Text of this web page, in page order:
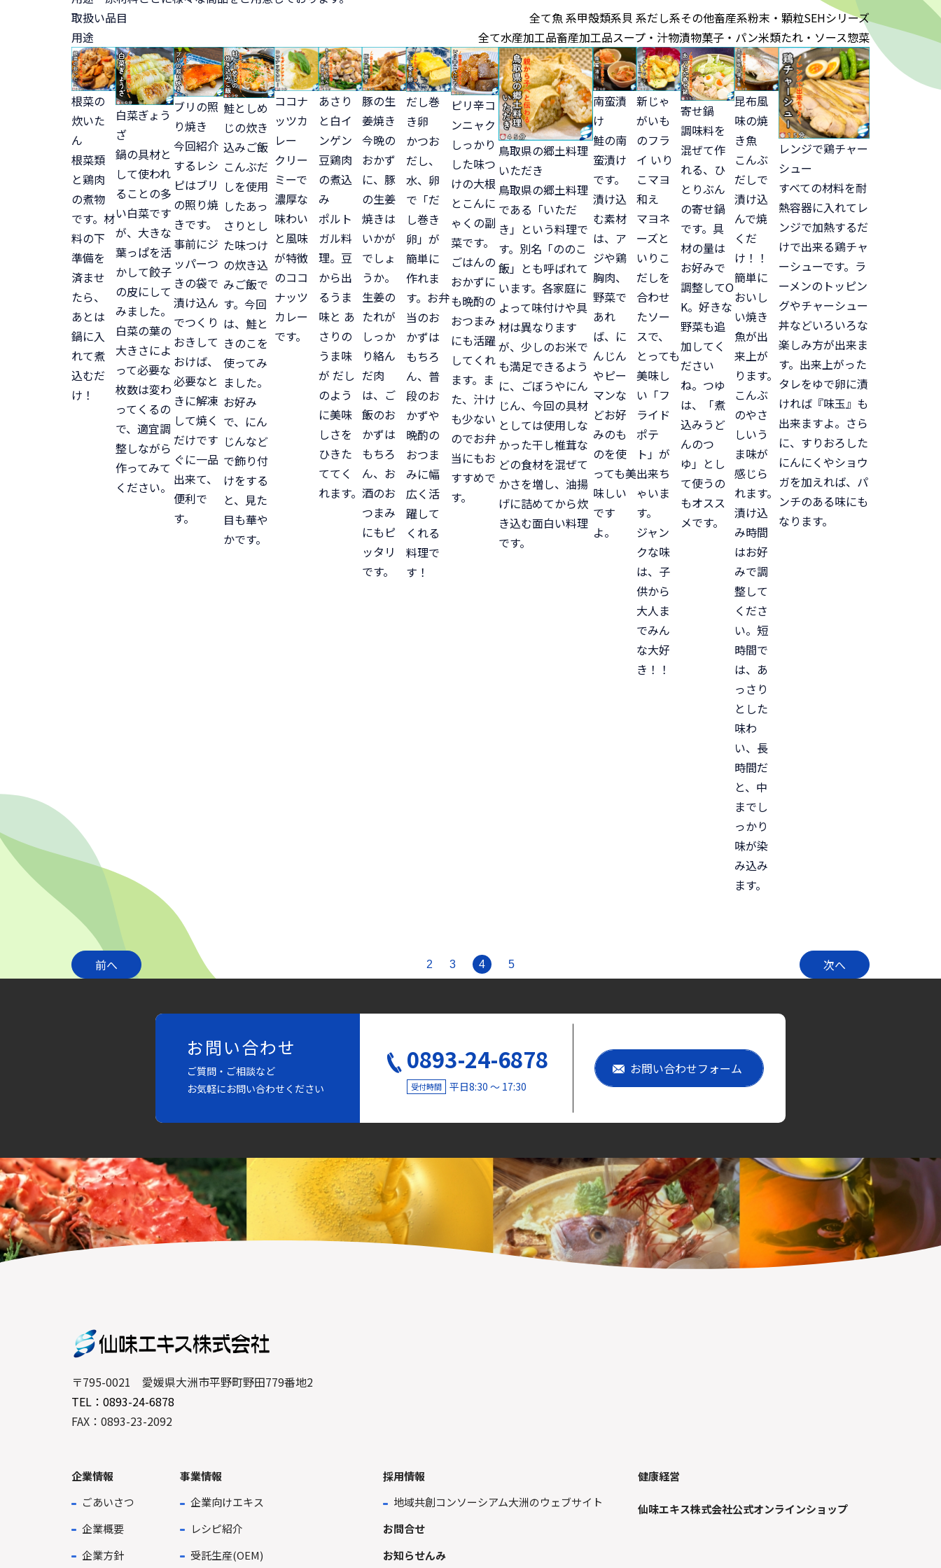
取扱い品目
全て魚 系甲殻類系貝 系だし系その他畜産系粉末・顆粒SEHシリーズ
用途
全て水産加工品畜産加工品スープ・汁物漬物菓子・パン米類たれ・ソース惣菜
根菜の
炊いた
ん
根菜類
と鶏肉
の煮物
です。材
料の下
準備を
済ませ
たら、
あとは
鍋に入
れて煮
込むだ
け！
白菜ぎょう
ざ
鍋の具材と
して使われ
ることの多
い白菜です
が、大きな
葉っぱを活
かして餃子
の皮にして
みました。
白菜の葉の
大きさによ
って必要な
枚数は変わ
ってくるの
で、適宜調
整しながら
作ってみて
ください。
ブリの照
り焼き
今回紹介
するレシ
ピはブリ
の照り焼
きです。
事前にジ
ッパーつ
きの袋で
漬け込ん
でつくり
おきして
おけば、
必要なと
きに解凍
して焼く
だけです
ぐに一品
出来て、
便利で
す。
鮭としめ
じの炊き
込みご飯
こんぶだ
しを使用
したあっ
さりとし
た味つけ
の炊き込
みご飯で
す。今回
は、鮭と
きのこを
使ってみ
ました。
お好み
で、にん
じんなど
で飾り付
けをする
と、見た
目も華や
かです。
ココナ
ッツカ
レー
クリー
ミーで
濃厚な
味わい
と風味
が特徴
のココ
ナッツ
カレー
です。
あさり
と白イ
ンゲン
豆鶏肉
の煮込
み
ポルト
ガル料
理。豆
から出
るうま
味と あ
さりの
うま味
が だし
のよう
に美味
しさを
ひきた
ててく
れます。
豚の生
姜焼き
今晩の
おかず
に、豚
の生姜
焼きは
いかが
でしょ
うか。
生姜の
たれが
しっか
り絡ん
だ肉
は、ご
飯のお
かずは
もちろ
ん、お
酒のお
つまみ
にもピ
ッタリ
です。
だし巻
き卵
かつお
だし、
水、卵
で「だ
し巻き
卵」が
簡単に
作れま
す。お弁
当のお
かずは
もちろ
ん、普
段のお
かずや
晩酌の
おつま
みに幅
広く活
躍して
くれる
料理で
す！
ピリ辛コ
ンニャク
しっかり
した味つ
けの大根
とこんに
ゃくの副
菜です。
ごはんの
おかずに
も晩酌の
おつまみ
にも活躍
してくれ
ます。ま
た、汁け
も少ない
のでお弁
当にもお
すすめで
す。
鳥取県の郷土料理
いただき
鳥取県の郷土料理
である「いただ
き」という料理で
す。別名「ののこ
飯」とも呼ばれて
います。各家庭に
よって味付けや具
材は異なります
が、少しのお米で
も満足できるよう
に、ごぼうやにん
じん、今回の具材
としては使用しな
かった干し椎茸な
どの食材を混ぜて
かさを増し、油揚
げに詰めてから炊
き込む面白い料理
です。
南蛮漬
け
鮭の南
蛮漬け
です。
漬け込
む素材
は、ア
ジや鶏
胸肉、
野菜で
あれ
ば、に
んじん
やピー
マンな
どお好
みのも
のを使
っても美
味しい
です
よ。
新じゃ
がいも
のフラ
イ いり
こマヨ
和え
マヨネ
ーズと
いりこ
だしを
合わせ
たソー
スで、
とっても
美味し
い「フ
ライド
ポテ
ト」が
出来ち
ゃいま
す。
ジャン
クな味
は、子
供から
大人ま
でみん
な大好
き！！
寄せ鍋
調味料を
混ぜて作
れる、ひ
とりぶん
の寄せ鍋
です。具
材の量は
お好みで
調整してO
K。好きな
野菜も追
加してく
ださい
ね。つゆ
は、「煮
込みうど
んのつ
ゆ」とし
て使うの
もオスス
メです。
昆布風
味の焼
き魚
こんぶ
だしで
漬け込
んで焼
くだ
け！！
簡単に
おいし
い焼き
魚が出
来上が
ります。
こんぶ
のやさ
しいう
ま味が
感じら
れます。
漬け込
み時間
はお好
みで調
整して
くださ
い。短
時間で
は、あ
っさり
とした
味わ
い、長
時間だ
と、中
までし
っかり
味が染
み込み
ます。
レンジで鶏チャー
シュー
すべての材料を耐
熱容器に入れてレ
ンジで加熱するだ
けで出来る鶏チャ
ーシューです。ラ
ーメンのトッピン
グやチャーシュー
丼などいろいろな
楽しみ方が出来ま
す。出来上がった
タレをゆで卵に漬
ければ『味玉』も
出来ますよ。さら
に、すりおろした
にんにくやショウ
ガを加えれば、パ
ンチのある味にも
なります。
前へ 2 3 4 5 次へ
お問い合わせ
ご質問・ご相談など
お気軽にお問い合わせください
0893-24-6878
受付時間 平日8:30 〜 17:30
お問い合わせフォーム
〒795-0021 愛媛県大洲市平野町野田779番地2
TEL：0893-24-6878
FAX：0893-23-2092
企業情報
ごあいさつ
企業概要
企業方針
事業情報
企業向けエキス
レシピ紹介
受託生産(OEM)
採用情報
地域共創コンソーシアム大洲のウェブサイト
お問合せ
お知らせんみ
健康経営
仙味エキス株式会社公式オンラインショップ